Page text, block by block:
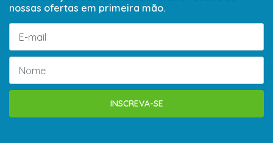
nossas ofertas em primeira mão.
INSCREVA-SE